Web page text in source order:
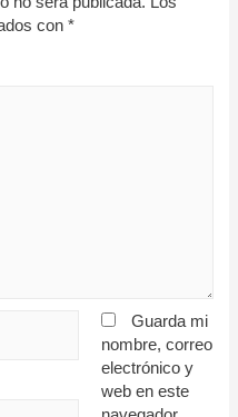
con*
Guarda mi
nombre, correo
electrónico y
web en este